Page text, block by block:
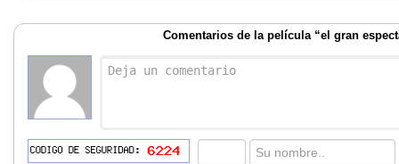
Comentarios de la película “el gran